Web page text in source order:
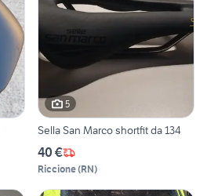
5
Sella San Marco shortfit da 134
40 €
Riccione(RN)